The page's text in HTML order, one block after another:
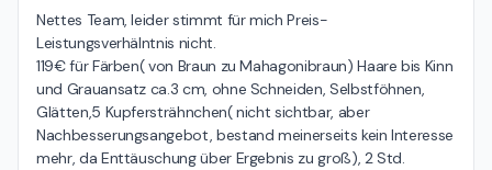
Nettes Team, leider stimmt für mich Preis-
Leistungsverhälntnis nicht.
119€ für Färben( von Braun zu Mahagonibraun) Haare bis Kinn
und Grauansatz ca.3 cm, ohne Schneiden, Selbstföhnen,
Glätten,5 Kupfersträhnchen( nicht sichtbar, aber
Nachbesserungsangebot, bestand meinerseits kein Interesse
mehr, da Enttäuschung über Ergebnis zu groß), 2 Std.